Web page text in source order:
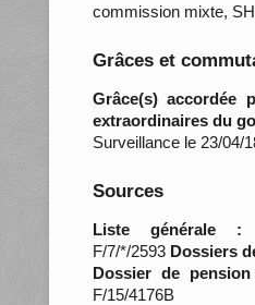
commission mixte,
Grâces et
Grâce(s) accordée
extraordinaires du
Surveillance le 23/04/
Sources
Liste générale :
F/7/*/2593 Dossiers
Dossier de pension
F/15/4176B